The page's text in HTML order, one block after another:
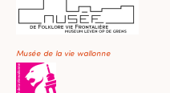
Musée de la vie wallonne